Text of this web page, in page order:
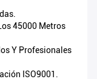
45000 Metros
Y Profesionales
ISO9001.